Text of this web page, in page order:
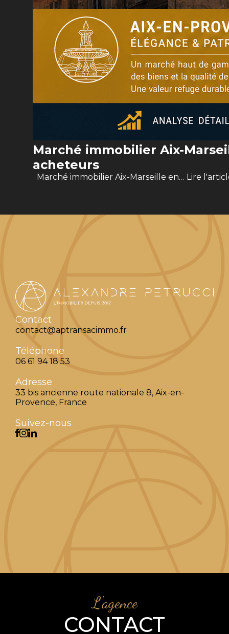
Marché immobilier Aix-
acheteurs
Marché immobilier Aix-Marseille en… Lire
Contact
contact@aptransacimmo.fr
Téléphone
06 61 94 18 53
Adresse
33 bis ancienne route nationale 8, Aix-en-
Provence, France
Suivez-nous
L'agence
CONTACT